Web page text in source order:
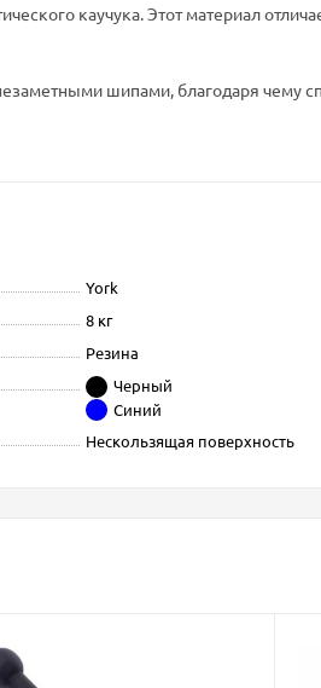
каучука. Этот материал
шипами, благодаря
York
8 кг
Резина
Черный
Синий
Нескользящая поверхность